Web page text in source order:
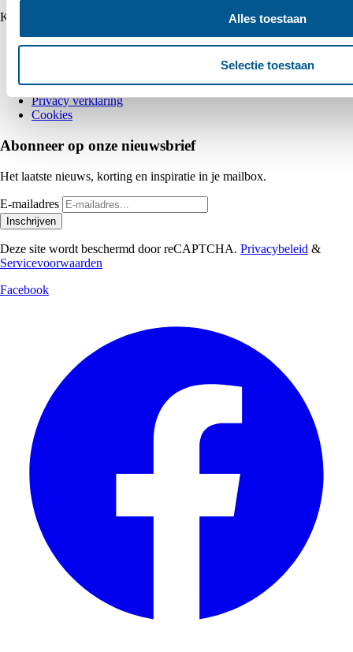
Alles toestaan
Selectie toestaan
Klantenservice
Neem contact op
Inkoop voorwaarden
Privacy verklaring
Cookies
Abonneer op onze nieuwsbrief
Het laatste nieuws, korting en inspiratie in je mailbox.
E-mailadres
Inschrijven
Deze site wordt beschermd door reCAPTCHA. Privacybeleid &
Servicevoorwaarden
Facebook